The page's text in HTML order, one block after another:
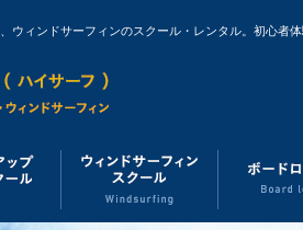
ウィンドサーフィンのスクール・レンタル。初心者